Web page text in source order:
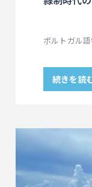
ポルトガル
続きを読